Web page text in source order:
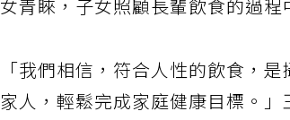
女青睞，子女照顧長輩飲食的過
「我們相信，符合人性的飲食，
家人，輕鬆完成家庭健康目標。